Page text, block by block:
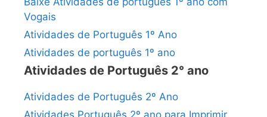
Vogais
Atividades de Português 1º Ano
Atividades de português 1º ano
Atividades de Português 2° ano
Atividades de Português 2º Ano
Atividades Português 2º ano para Imprimir